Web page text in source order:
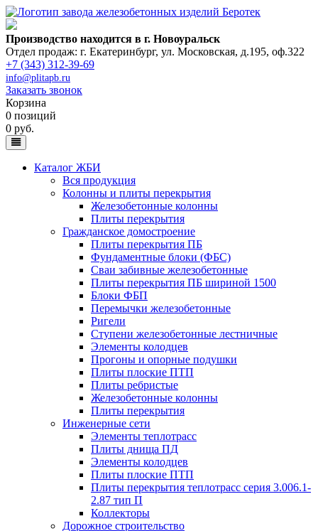
Производство находится в г. Новоуральск
Отдел продаж: г. Екатеринбург, ул. Московская, д.195, оф.322
+7 (343) 312-39-69
info@plitapb.ru
Заказать звонок
Корзина
0 позиций
0 руб.
Каталог ЖБИ
Вся продукция
Колонны и плиты перекрытия
Железобетонные колонны
Плиты перекрытия
Гражданское домостроение
Плиты перекрытия ПБ
Фундаментные блоки (ФБС)
Сваи забивные железобетонные
Плиты перекрытия ПБ шириной 1500
Блоки ФБП
Перемычки железобетонные
Ригели
Ступени железобетонные лестничные
Элементы колодцев
Прогоны и опорные подушки
Плиты плоские ПТП
Плиты ребристые
Железобетонные колонны
Плиты перекрытия
Инженерные сети
Элементы теплотрасс
Плиты днища ПД
Элементы колодцев
Плиты плоские ПТП
Плиты перекрытия теплотрасс серия 3.006.1-
2.87 тип П
Коллекторы
Дорожное строительство